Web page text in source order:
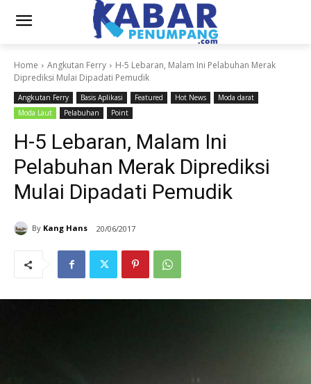
Home Angkutan Ferry
H-5 Lebaran, Malam Ini Pelabuhan Merak
Diprediksi Mulai Dipadati Pemudik
Angkutan Ferry Basis Aplikasi Featured Hot News
Moda darat
Moda Laut
Pelabuhan Point
H-5 Lebaran, Malam Ini
Pelabuhan Merak Diprediksi
Mulai Dipadati Pemudik
By Kang Hans 20/06/2017